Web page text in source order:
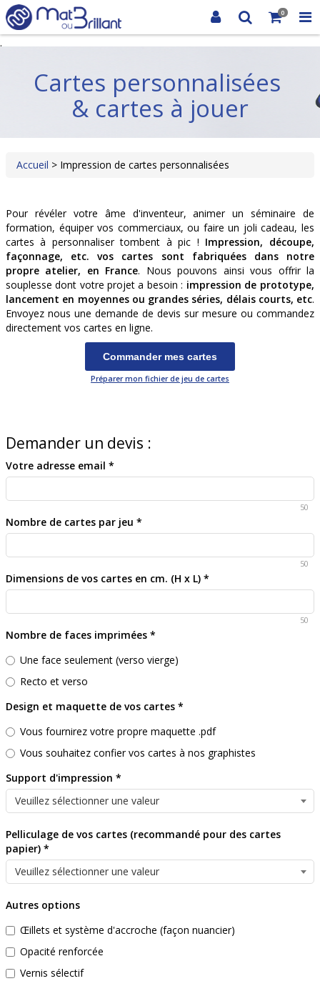
.
0
Cartes personnalisées
& cartes à jouer
Accueil > Impression de cartes personnalisées
Pour révéler votre âme d'inventeur, animer un séminaire de
formation, équiper vos commerciaux, ou faire un joli cadeau, les
cartes à personnaliser tombent à pic ! Impression, découpe,
façonnage, etc. vos cartes sont fabriquées dans notre
propre atelier, en France. Nous pouvons ainsi vous offrir la
souplesse dont votre projet a besoin : impression de prototype,
lancement en moyennes ou grandes séries, délais courts, etc.
Envoyez nous une demande de devis sur mesure ou commandez
directement vos cartes en ligne.
Commander mes cartes
Préparer mon fichier de jeu de cartes
Demander un devis :
Votre adresse email *
50
Nombre de cartes par jeu *
50
Dimensions de vos cartes en cm. (H x L) *
50
Nombre de faces imprimées *
Une face seulement (verso vierge)
Recto et verso
Design et maquette de vos cartes *
Vous fournirez votre propre maquette .pdf
Vous souhaitez confier vos cartes à nos graphistes
Support d'impression *
Pelliculage de vos cartes (recommandé pour des cartes
papier) *
Autres options
Œillets et système d'accroche (façon nuancier)
Opacité renforcée
Vernis sélectif